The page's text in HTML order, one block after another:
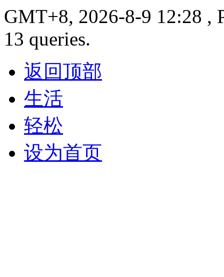
GMT+8, 2026-8-9 12:28 ,
13 queries.
返回顶部
生活
轻松
设为首页